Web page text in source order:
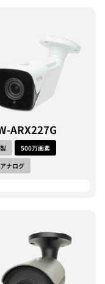
ARX227G
500万画素
ナログ